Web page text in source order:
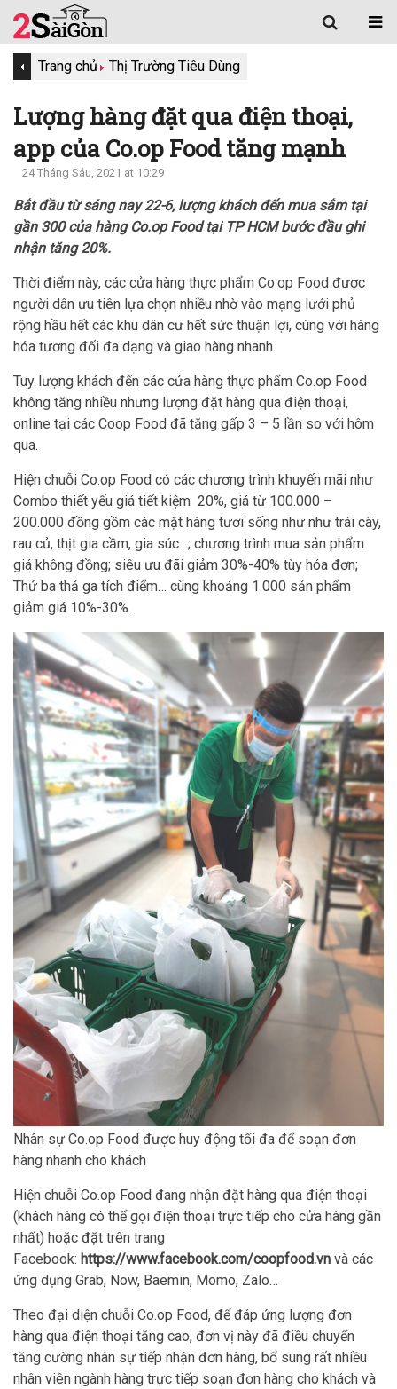
Trang chủ Thị Trường Tiêu Dùng
Lượng hàng đặt qua điện thoại,
app của Co.op Food tăng mạnh
24 Tháng Sáu, 2021 at 10:29
Bắt đầu từ sáng nay 22-6, lượng khách đến mua sắm tại
gần 300 của hàng Co.op Food tại TP HCM bước đầu ghi
nhận tăng 20%.
Thời điểm này, các cửa hàng thực phẩm Co.op Food được
người dân ưu tiên lựa chọn nhiều nhờ vào mạng lưới phủ
rộng hầu hết các khu dân cư hết sức thuận lợi, cùng với hàng
hóa tương đối đa dạng và giao hàng nhanh.
Tuy lượng khách đến các cửa hàng thực phẩm Co.op Food
không tăng nhiều nhưng lượng đặt hàng qua điện thoại,
online tại các Coop Food đã tăng gấp 3 – 5 lần so với hôm
qua.
Hiện chuỗi Co.op Food có các chương trình khuyến mãi như
Combo thiết yếu giá tiết kiệm 20%, giá từ 100.000 –
200.000 đồng gồm các mặt hàng tươi sống như như trái cây,
rau củ, thịt gia cầm, gia súc…; chương trình mua sản phẩm
giá không đồng; siêu ưu đãi giảm 30%-40% tùy hóa đơn;
Thứ ba thả ga tích điểm… cùng khoảng 1.000 sản phẩm
giảm giá 10%-30%.
Nhân sự Co.op Food được huy động tối đa để soạn đơn
hàng nhanh cho khách
Hiện chuỗi Co.op Food đang nhận đặt hàng qua điện thoại
(khách hàng có thể gọi điện thoại trực tiếp cho cửa hàng gần
nhất) hoặc đặt trên trang
Facebook: https://www.facebook.com/coopfood.vn và các
ứng dụng Grab, Now, Baemin, Momo, Zalo…
Theo đại diện chuỗi Co.op Food, để đáp ứng lượng đơn
hàng qua điện thoại tăng cao, đơn vị này đã điều chuyển
tăng cường nhân sự tiếp nhận đơn hàng, bổ sung rất nhiều
nhân viên ngành hàng trực tiếp soạn đơn hàng cho khách và